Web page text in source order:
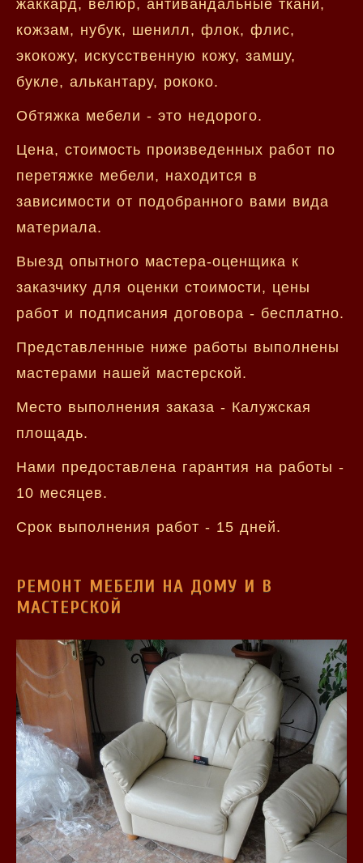
жаккард, велюр, антивандальные ткани,
кожзам, нубук, шенилл, флок, флис,
экокожу, искусственную кожу, замшу,
букле, алькантару, рококо.
Обтяжка мебели - это недорого.
Цена, стоимость произведенных работ по
перетяжке мебели, находится в
зависимости от подобранного вами вида
материала.
Выезд опытного мастера-оценщика к
заказчику для оценки стоимости, цены
работ и подписания договора - бесплатно.
Представленные ниже работы выполнены
мастерами нашей мастерской.
Место выполнения заказа - Калужская
площадь.
Нами предоставлена гарантия на работы -
10 месяцев.
Срок выполнения работ - 15 дней.
РЕМОНТ МЕБЕЛИ НА ДОМУ И В
МАСТЕРСКОЙ